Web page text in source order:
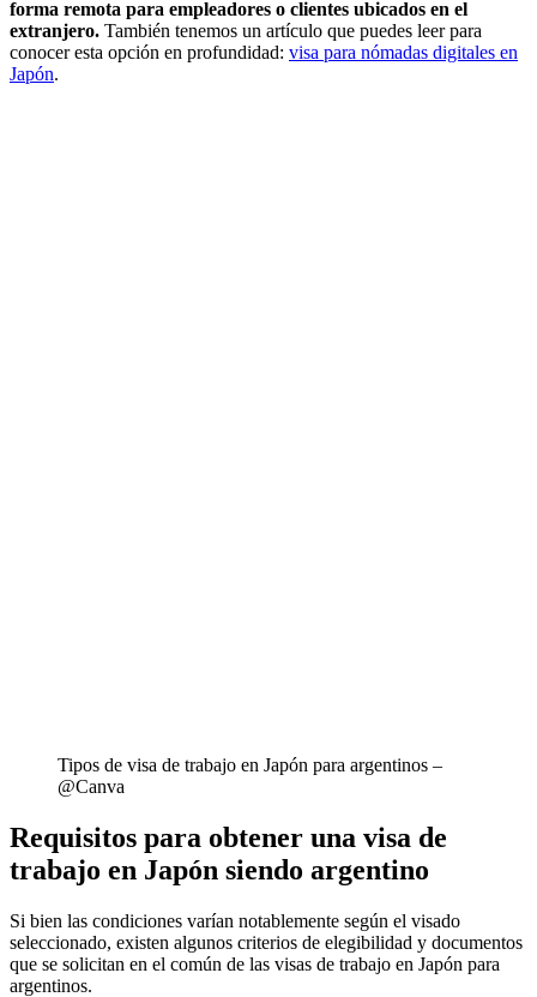
forma remota para empleadores o clientes ubicados en el
extranjero. También tenemos un artículo que puedes leer para
conocer esta opción en profundidad: visa para nómadas digitales en
Japón.
Tipos de visa de trabajo en Japón para argentinos –
@Canva
Requisitos para obtener una visa de
trabajo en Japón siendo argentino
Si bien las condiciones varían notablemente según el visado
seleccionado, existen algunos criterios de elegibilidad y documentos
que se solicitan en el común de las visas de trabajo en Japón para
argentinos.